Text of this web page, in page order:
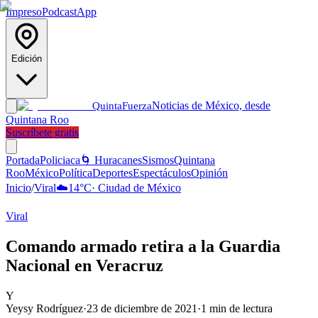
ImpresoPodcastApp
Edición
QuintaFuerzaNoticias de México, desde
Quintana Roo
Suscríbete gratis
PortadaPoliciaca 🌀 HuracanesSismosQuintana
RooMéxicoPolíticaDeportesEspectáculosOpinión
Inicio/Viral☁️14°C· Ciudad de México
Viral
Comando armado retira a la Guardia
Nacional en Veracruz
Y
Yeysy Rodríguez·23 de diciembre de 2021 ·1 min de lectura